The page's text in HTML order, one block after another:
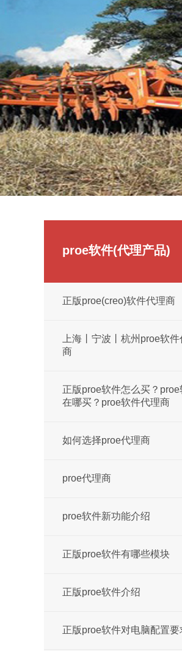
proe软件(代理产品)
正版proe(creo)软件代理商
上海丨宁波丨杭州proe软件
商
正版proe软件怎么买？proe
在哪买？proe软件代理商
如何选择proe代理商
proe代理商
proe软件新功能介绍
正版proe软件有哪些模块
正版proe软件介绍
正版proe软件对电脑配置要